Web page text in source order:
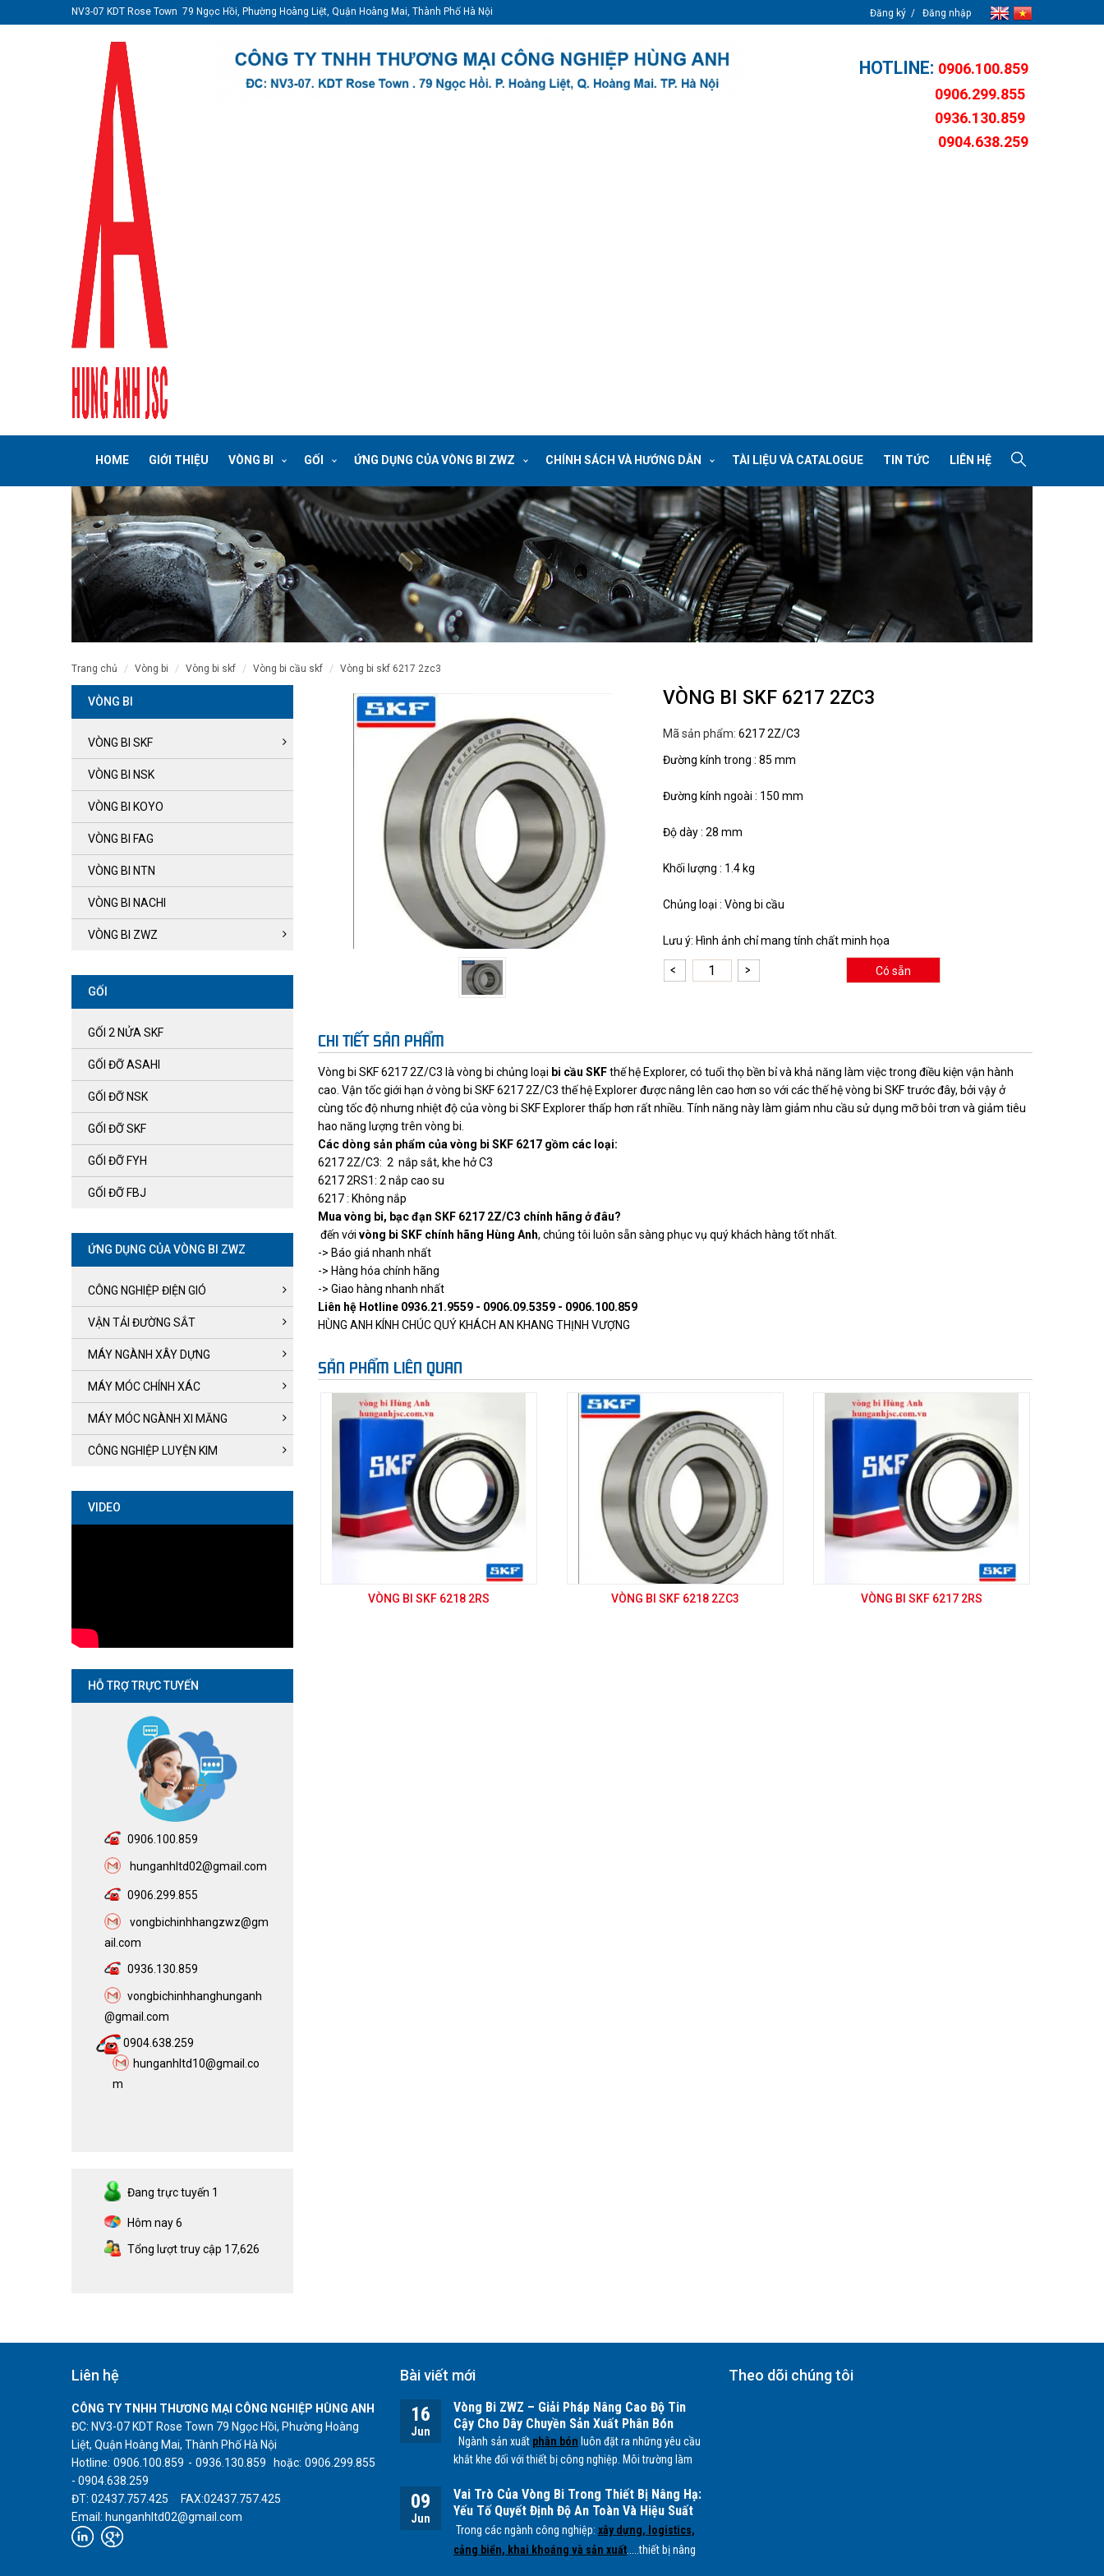
NV3-07 KDT Rose Town 79 Ngọc Hồi, Phường Hoàng Liệt, Quận Hoàng Mai, Thành Phố Hà Nội Đăng ký Đăng nhập
HOTLINE: 0906.100.859
0906.299.855
0936.130.859
0904.638.259
HOME GIỚI THIỆU VÒNG BI GỐI ỨNG DỤNG CỦA VÒNG BI ZWZ CHÍNH SÁCH VÀ HƯỚNG DẪN TÀI LIỆU VÀ CATALOGUE TIN TỨC LIÊN HỆ
trang chủ vòng bi vòng bi skf vòng bi cầu skf vòng bi skf 6217 2zc3
VÒNG BI
VÒNG BI SKF
VÒNG BI NSK
VÒNG BI KOYO
VÒNG BI FAG
VÒNG BI NTN
VÒNG BI NACHI
VÒNG BI ZWZ
GỐI
GỐI 2 NỬA SKF
GỐI ĐỠ ASAHI
GỐI ĐỠ NSK
GỐI ĐỠ SKF
GỐI ĐỠ FYH
GỐI ĐỠ FBJ
ỨNG DỤNG CỦA VÒNG BI ZWZ
CÔNG NGHIỆP ĐIỆN GIÓ
VẬN TẢI ĐƯỜNG SẮT
MÁY NGÀNH XÂY DỰNG
MÁY MÓC CHÍNH XÁC
MÁY MÓC NGÀNH XI MĂNG
CÔNG NGHIỆP LUYỆN KIM
VIDEO
HỖ TRỢ TRỰC TUYẾN
0906.100.859
hunganhltd02@gmail.com
0906.299.855
vongbichinhhangzwz@gm
ail.com​
0936.130.859
vongbichinhhanghunganh
@gmail.com
0904.638.259
hunganhltd10@gmail.co
m
Đang trực tuyến 1
Hôm nay6
Tổng lượt truy cập 17,626
VÒNG BI SKF 6217 2ZC3
Mã sản phẩm: 6217 2Z/C3
Đường kính trong : 85 mm
Đường kính ngoài : 150 mm
Độ dày : 28 mm
Khối lượng : 1.4 kg
Chủng loại : Vòng bi cầu
Lưu ý: Hình ảnh chỉ mang tính chất minh họa
Có sẵn
CHI TIẾT SẢN PHẨM
Vòng bi SKF 6217 2Z/C3 là vòng bi chủng loại bi cầu SKFthế hệ Explorer, có tuổi thọ bền bỉ và khả năng làm việc trong điều kiện vận hành
cao. Vận tốc giới hạn ở vòng bi SKF 6217 2Z/C3 thế hệ Explorer được nâng lên cao hơn so với các thế hệ vòng bi SKF trước đây, bởi vậy ở
cùng tốc độ nhưng nhiệt độ của vòng bi SKF Explorer thấp hơn rất nhiều. Tính năng này làm giảm nhu cầu sử dụng mỡ bôi trơn và giảm tiêu
hao năng lượng trên vòng bi.
Các dòng sản phẩm của vòng bi SKF 6217 gồm các loại:
6217 2Z/C3: 2 nắp sắt, khe hở C3
6217 2RS1: 2 nắp cao su
6217 : Không nắp
Mua vòng bi, bạc đạn SKF 6217 2Z/C3 chính hãng ở đâu?
đến với vòng bi SKF chính hãng Hùng Anh, chúng tôi luôn sẵn sàng phục vụ quý khách hàng tốt nhất.
-> Báo giá nhanh nhất
-> Hàng hóa chính hãng
-> Giao hàng nhanh nhất
Liên hệ Hotline 0936.21.9559 - 0906.09.5359 - 0906.100.859
HÙNG ANH KÍNH CHÚC QUÝ KHÁCH AN KHANG THỊNH VƯỢNG
SẢN PHẨM LIÊN QUAN
VÒNG BI SKF 6218 2RS VÒNG BI SKF 6218 2ZC3 VÒNG BI SKF 6217 2RS
Liên hệ
CÔNG TY TNHH THƯƠNG MẠI CÔNG NGHIỆP HÙNG ANH
ĐC: NV3-07 KDT Rose Town 79 Ngọc Hồi, Phường Hoàng
Liệt, Quận Hoàng Mai, Thành Phố Hà Nội
Hotline: 0906.100.859 - 0936.130.859 hoặc: 0906.299.855
- 0904.638.259
ĐT: 02437.757.425 FAX:02437.757.425
Email: hunganhltd02@gmail.com
Bài viết mới
16
Jun
Vòng Bi ZWZ – Giải Pháp Nâng Cao Độ Tin
Cậy Cho Dây Chuyền Sản Xuất Phân Bón
Ngành sản xuất phân bón luôn đặt ra những yêu cầu
khắt khe đối với thiết bị công nghiệp. Môi trường làm
nhân hóa học từ quá trình sản xuấtNPK, lân, đạm...
có thể ảnh hưởng trực tiếp đến tuổi thọ của các bộ
phận cơ khí, đặc biệt là vòng bi.
09
Jun
Vai Trò Của Vòng Bi Trong Thiết Bị Nâng Hạ:
Yếu Tố Quyết Định Độ An Toàn Và Hiệu Suất
Vận Hành
Trong các ngành công nghiệp: xây dựng, logistics,
cảng biển, khai khoáng và sản xuất.....thiết bị nâng
Theo dõi chúng tôi